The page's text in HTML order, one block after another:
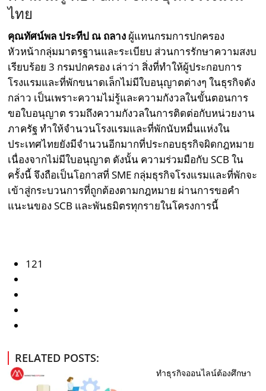
ไทย
คุณทัศน์พล ประทีป ณ ถลาง ผู้แทนกรมการปกครอง
หัวหน้ากลุ่มมาตรฐานและระเบียบ ส่วนการรักษาความสงบ
เรียบร้อย 3 กรมปกครอง เล่าว่า สิ่งที่ทำให้ผู้ประกอบการ
โรงแรมและที่พักขนาดเล็กไม่มีใบอนุญาตต่างๆ ในธุรกิจดัง
กล่าว เป็นเพราะความไม่รู้และความกังวลในขั้นตอนการ
ขอใบอนุญาต รวมถึงความกังวลในการติดต่อกับหน่วยงาน
ภาครัฐ ทำให้จำนวนโรงแรมและที่พักนับหมื่นแห่งใน
ประเทศไทยยังมีจำนวนอีกมากที่ประกอบธุรกิจผิดกฎหมาย
เนื่องจากไม่มีใบอนุญาต ดังนั้น ความร่วมมือกับ SCB ใน
ครั้งนี้ จึงถือเป็นโอกาสที่ SME กลุ่มธุรกิจโรงแรมและที่พักจะ
เข้าสู่กระบวนการที่ถูกต้องตามกฎหมาย ผ่านการขอคำ
แนะนของ SCB และพันธมิตรทุกรายในโครงการนี้
121
RELATED POSTS:
ทำธุรกิจออนไลน์ต้องศึกษา